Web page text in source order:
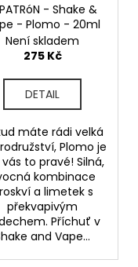
- Shake &
- Plomo - 20ml
Není skladem
275 Kč
DETAIL
máte rádi velká
Plomo je
to pravé! Silná,
kombinace
a limetek s
překvapivým
Příchuť v
and Vape...